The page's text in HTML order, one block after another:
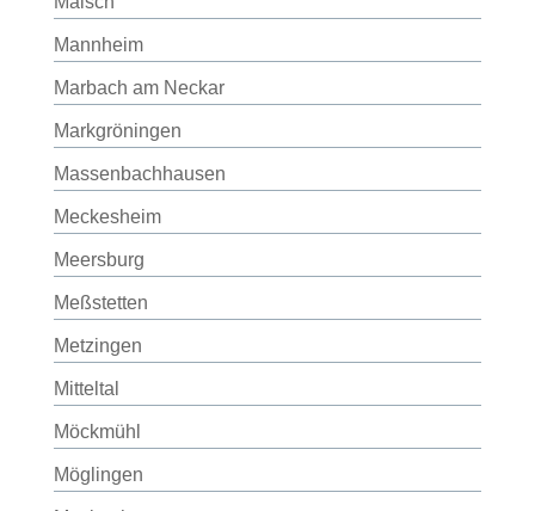
Mannheim
Marbach am Neckar
Markgröningen
Massenbachhausen
Meckesheim
Meersburg
Meßstetten
Metzingen
Mitteltal
Möckmühl
Möglingen